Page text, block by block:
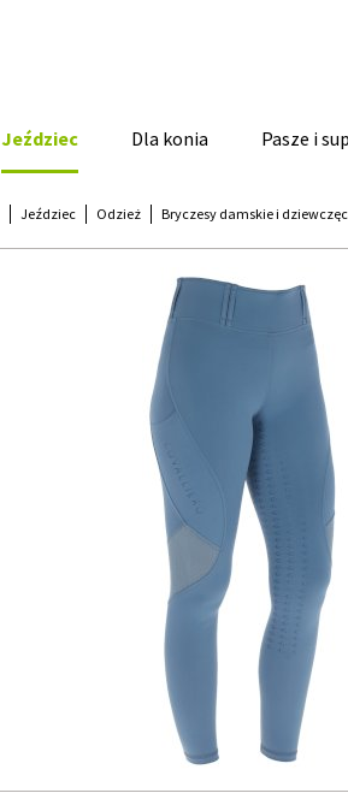
Jeździec Dla konia Pasze i
Jeździec Odzież Bryczesy damskie i